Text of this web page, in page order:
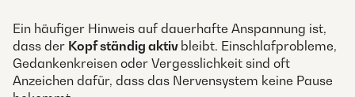
Ein häufiger Hinweis auf dauerhafte Anspannung ist,
dass der Kopf ständig aktiv bleibt. Einschlafprobleme,
Gedankenkreisen oder Vergesslichkeit sind oft
Anzeichen dafür, dass das Nervensystem keine Pause